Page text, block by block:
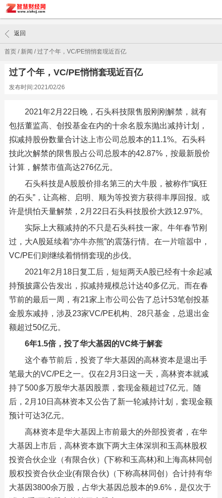
首页/ 新闻 /过了个年，VC/PE悄悄套现近百亿
返回
过了个年，VC/PE悄悄套现近百亿
发布时间:2021/02/26
2021年2月22日晚，石头科技限售股刚刚解禁，就有
包括董监高、创投基金在内的十余名股东抛出减持计划，
拟减持股份数量合计达上市公司总股本的11.1%。石头科
技此次解禁的限售股占公司总股本的42.87%，按最新股价
计算，解禁市值高达276亿元。
石头科技是A股股价排名第三的大牛股，被称作“疯狂
的石头”，让高榕、启明、顺为等投资方获得丰厚回报。或
许是惧怕天量解禁，2月22日石头科技股价大跌12.97%。
实际上大额减持的不只是石头科技一家。牛年春节刚
过，大A股延续着“亦牛亦熊”的震荡行情。在一片喧嚣中，
VC/PE们则继续着悄悄套现的步伐。
2021年2月18日复工后，短短两天A股已经有十余起减
持预披露公告发出，拟减持规模总计达40多亿元。而在春
节前的最后一周，有21家上市公司公告了总计53笔创投基
金股东减持，涉及23家VC/PE机构、28只基金，总退出金
额超过50亿元。
6年1.5倍，投了华大基因的VC终于解套
这个春节前后，投资了华大基因的高林资本是退出手
笔最大的VC/PE之一。仅在2月3日这一天，高林资本就减
持了500多万股华大基因股票，套现金额超过7亿元。随
后，2月10日高林资本又公告了新一轮减持计划，套现金额
预计可达3亿元。
高林资本是华大基因上市前最大的外部投资者，在华
大基因上市后，高林资本旗下两大主体深圳和玉高林股权
投资合伙企业（有限合伙）(下称和玉高林)和上海高林同创
股权投资合伙企业(有限合伙)（下称高林同创）合计持有华
大基因3800余万股，占华大基因总股本的9.6%，是仅次于